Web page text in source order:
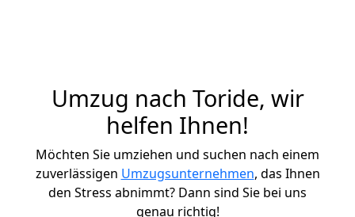
Umzug nach Toride, wir
helfen Ihnen!
Möchten Sie umziehen und suchen nach einem
zuverlässigen Umzugsunternehmen, das Ihnen
den Stress abnimmt? Dann sind Sie bei uns
genau richtig!